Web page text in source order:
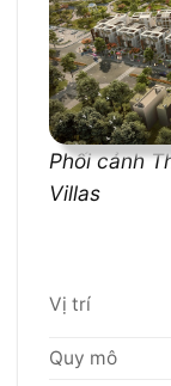
Phối cảnh
Villas
Vị trí
Quy mô